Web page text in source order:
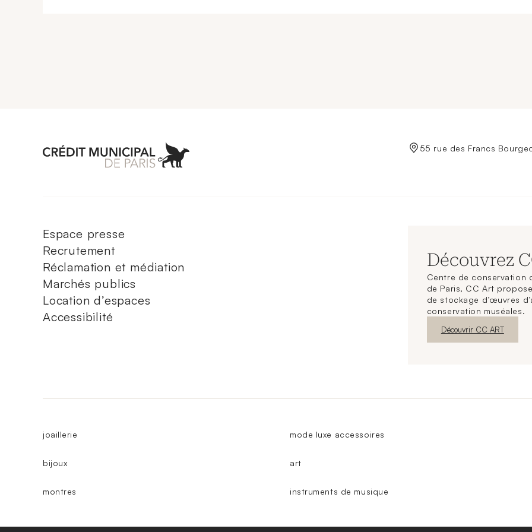
Aller à l'accueil de Crédit Municipal de Paris 55 rue des Francs
Espace presse
Recrutement
Réclamation et médiation
Marchés publics
Location d’espaces
Accessibilité
Découvrez
Centre de conservation
de Paris, CC Art
de stockage d’œuvres
conservation muséales.
Nouvelle fenêtre
Découvrir CC ART
joaillerie
bijoux
montres
mode luxe accessoires
art
instruments de musique